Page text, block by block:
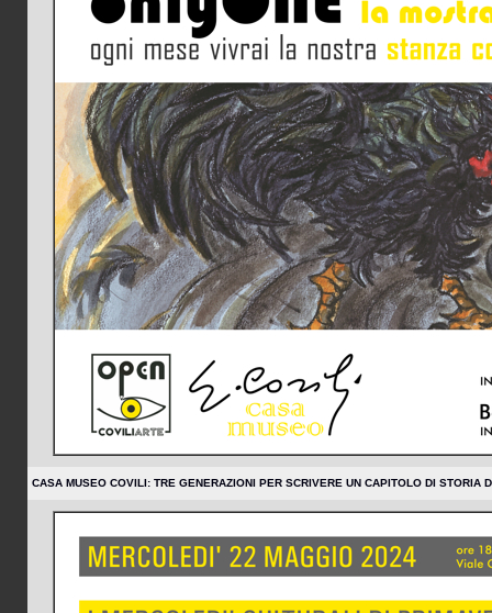
CASA MUSEO COVILI: TRE GENERAZIONI PER SCRIVERE UN CAPITOLO DI STORIA